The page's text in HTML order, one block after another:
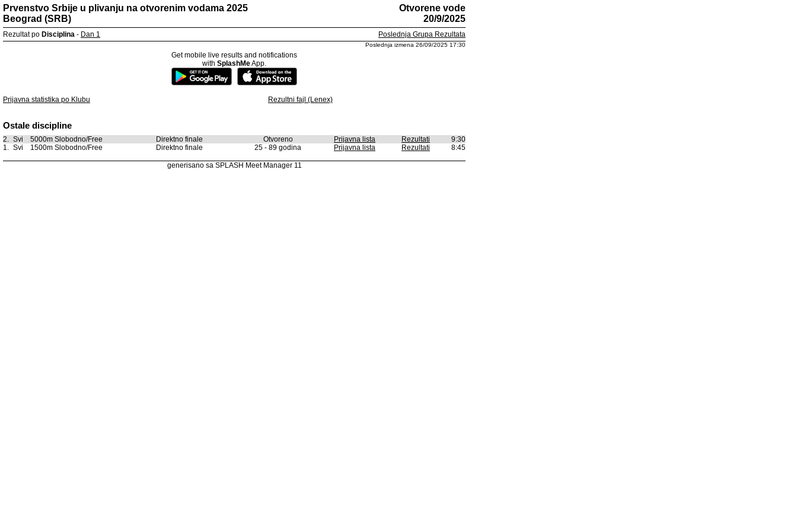
Prvenstvo Srbije u plivanju na otvorenim vodama 2025
Otvorene vode
Beograd (SRB)
20/9/2025
Rezultat po Disciplina - Dan 1 Poslednja Grupa Rezultata
Poslednja izmena 26/09/2025 17:30
Get mobile live results and notifications
with SplashMeApp.
Prijavna statistika po Klubu Rezultni fajl (Lenex)
Ostale discipline
2. Svi 5000m Slobodno/Free Direktno finale Otvoreno Prijavna lista Rezultati
9:30
1. Svi 1500m Slobodno/Free Direktno finale 25 - 89 godina Prijavna lista Rezultati 8:45
generisano sa SPLASH Meet Manager 11